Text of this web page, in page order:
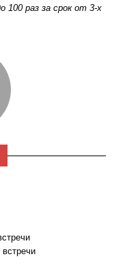
100 раз за срок от 3-х